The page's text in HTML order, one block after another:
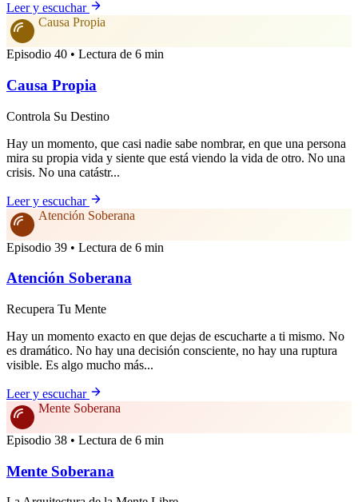
Leer y escuchar
Causa Propia
Episodio 40 • Lectura de 6 min
Causa Propia
Controla Su Destino
Hay un momento, que casi nadie sabe nombrar, en que una persona
mira su propia vida y siente que está viendo la vida de otro. No una
crisis. No una catástr...
Leer y escuchar
Atención Soberana
Episodio 39 • Lectura de 6 min
Atención Soberana
Recupera Tu Mente
Hay un momento exacto en que dejas de escucharte a ti mismo. No
es dramático. No hay una decisión consciente, no hay una ruptura
visible. Es algo mucho más...
Leer y escuchar
Mente Soberana
Episodio 38 • Lectura de 6 min
Mente Soberana